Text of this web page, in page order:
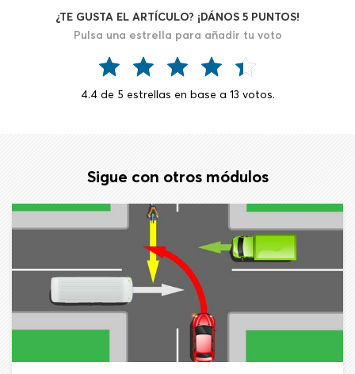
¿TE GUSTA EL ARTÍCULO? ¡DÁNOS 5 PUNTOS!
Pulsa una estrella para añadir tu voto
4.4 de 5 estrellas en base a 13 votos.
Sigue con otros módulos